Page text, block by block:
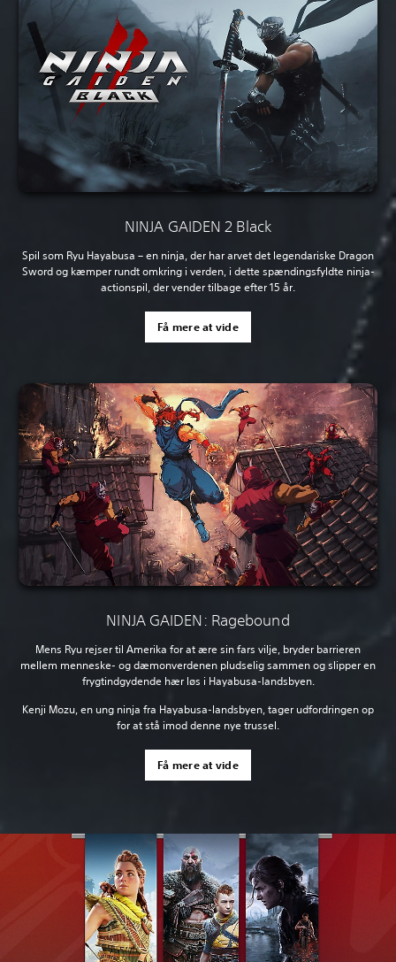
NINJA GAIDEN 2 Black
Spil som Ryu Hayabusa – en ninja, der har arvet det legendariske Dragon
Sword og kæmper rundt omkring i verden, i dette spændingsfyldte ninja-
actionspil, der vender tilbage efter 15 år.
Få mere at vide
NINJA GAIDEN: Ragebound
Mens Ryu rejser til Amerika for at ære sin fars vilje, bryder barrieren
mellem menneske- og dæmonverdenen pludselig sammen og slipper en
frygtindgydende hær løs i Hayabusa-landsbyen.
Kenji Mozu, en ung ninja fra Hayabusa-landsbyen, tager udfordringen op
for at stå imod denne nye trussel.
Få mere at vide